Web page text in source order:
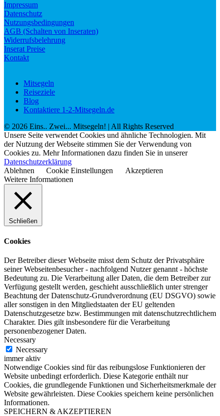
Impressum
Datenschutz
Nutzungsbedingungen
AGB (Schalten von Inseraten)
Widerrufsbelehrung
Inserat Preise
Kontakt
Mitsegeln
Reiseziele
Blog
Kontaktiere 1-2-Mitsegeln.de
© 2026 Eins.. Zwei... Mitsegeln! | All Rights Reserved
Unsere Seite verwendet Cookies und ähnliche Technologien. Mit
der Nutzung der Webseite stimmen Sie der Verwendung von
Cookies zu. Mehr Informationen dazu finden Sie in unserer
Datenschutzerklärung
Ablehnen
Cookie Einstellungen
Akzeptieren
Weitere Informationen
Schließen
Cookies
Der Betreiber dieser Webseite misst dem Schutz der Privatsphäre
seiner Webseitenbesucher - nachfolgend Nutzer genannt - höchste
Bedeutung zu. Die Verarbeitung aller Daten, die dem Betreiber zur
Verfügung gestellt werden, geschieht ausschließlich unter strenger
Beachtung der Datenschutz-Grundverordnung (EU DSGVO) sowie
aller sonstigen in den Mitgliedstaaten der EU geltenden
Datenschutzgesetze bzw. Bestimmungen mit datenschutzrechtlichem
Charakter. Dies gilt insbesondere für die Verarbeitung
personenbezogener Daten.
Necessary
Necessary
immer aktiv
Notwendige Cookies sind für das reibungslose Funktionieren der
Website unbedingt erforderlich. Diese Kategorie enthält nur
Cookies, die grundlegende Funktionen und Sicherheitsmerkmale der
Website gewährleisten. Diese Cookies speichern keine persönlichen
Informationen.
SPEICHERN & AKZEPTIEREN